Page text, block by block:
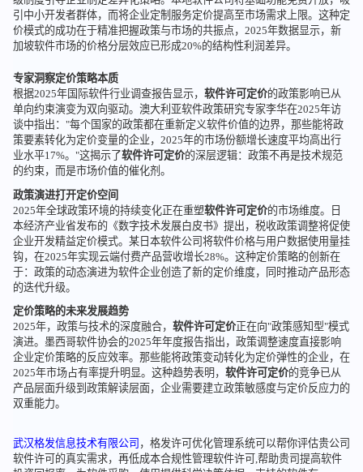
引中小开发者群体，而将企业定制服务定价提高至市场需求上限。这种定
价模式的成功在于精准把握政策与市场的共振点，2025年数据显示，新
加坡软件市场的价格分层效应已形成20%的结构性利润差异。
专家洞察定价策略本质
根据2025年国际软件行业调查报告显示， 软件许可定价的政策影响已从
单向约束演变为双向驱动。澳大利亚软件政策研究专家李华在2025年访
谈中指出："每个国家的政策都在重新定义软件价值的边界，那些能将政
策要素转化为定价变量的企业，2025年的市场份额增长速度平均高出行
业水平17%。"这揭示了软件许可定价的深层逻辑：政策不再是技术规范
的约束，而是市场价值的催化剂。
政策演进打开定价空间
2025年全球政策环境的持续变化正在重塑软件许可定价的市场维度。日
本经济产业省发布的《数字技术发展白皮书》提出，税收政策调整将促使
企业开发精益定价模式。某日本软件公司将软件价格与用户数据使用量挂
钩，在2025年实现云端付费产品营收增长28%。这种定价策略的创新在
于：政策的动态演进为软件企业创造了新的定价维度，同时推动产品形态
的迭代升级。
定价策略的未来发展趋势
2025年，政策与技术的深度融合， 软件许可定价正在向"政策感知型"模式
演进。墨西哥软件协会的2025年年度报告指出，政策调整速度直接影响
企业定价策略的反应效率。那些能将政策变动转化为定价弹性的企业，在
2025年市场占有率提升明显。这种趋势表明， 软件许可定价的竞争已从
产品层面升级到政策解读层面，企业需要建立政策敏感度与定价反应力的
双重能力。
武汉格发信息技术有限公司 ，格发许可优化管理系统可以帮你评估贵公司
软件许可的真实需求，再低成本合规性管理软件许可,帮助贵司提高软件